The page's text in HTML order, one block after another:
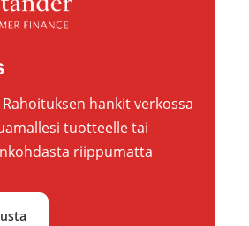
hankit verkossa
tuotteelle tai
riippumatta